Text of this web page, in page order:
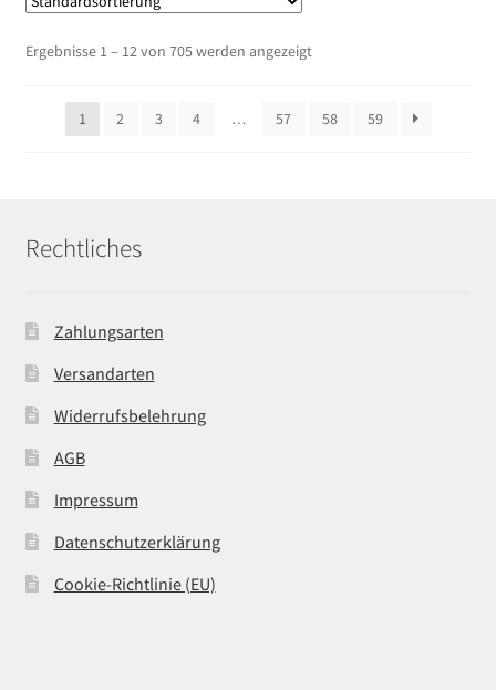
Ergebnisse 1 – 12 von 705 werden angezeigt
1 2 3 4 … 57 58 59
Rechtliches
Zahlungsarten
Versandarten
Widerrufsbelehrung
AGB
Impressum
Datenschutzerklärung
Cookie-Richtlinie (EU)